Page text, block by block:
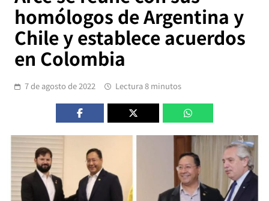
homólogos de Argentina y
Chile y establece acuerdos
en Colombia
7 de agosto de 2022 Lectura 8 minutos